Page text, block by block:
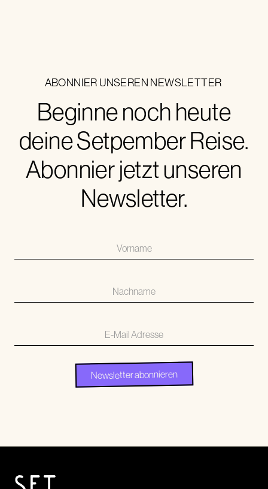
ABONNIER UNSEREN NEWSLETTER
Beginne noch heute
deine Setpember Reise.
Abonnier jetzt unseren
Newsletter.